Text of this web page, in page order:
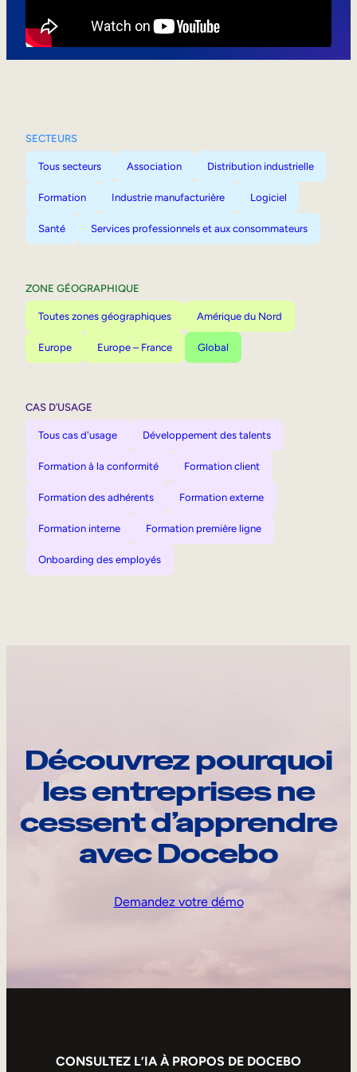
SECTEURS
Tous secteurs Association Distribution industrielle
Formation Industrie manufacturière Logiciel
Santé Services professionnels et aux consommateurs
ZONE GÉOGRAPHIQUE
Toutes zones géographiques Amérique du Nord
Europe Europe – France Global
CAS D’USAGE
Tous cas d'usage Développement des talents
Formation à la conformité Formation client
Formation des adhérents Formation externe
Formation interne Formation première ligne
Onboarding des employés
Découvrez pourquoi
les entreprises ne
cessent d’apprendre
avec Docebo
Demandez votre démo
CONSULTEZ L’IA À PROPOS DE DOCEBO